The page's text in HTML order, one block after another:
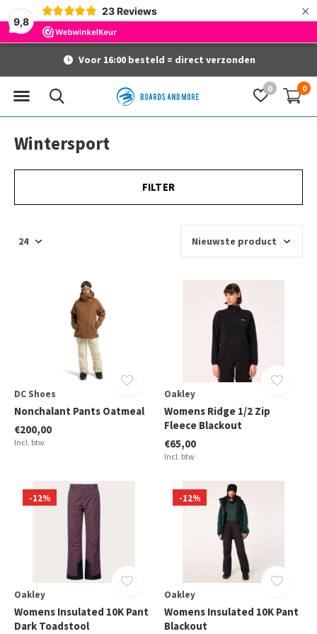
9,8
23 Reviews ×
0 0
Gratis verzending vanaf 60 euro
Wintersport
FILTER
DC Shoes
Nonchalant Pants Oatmeal
€200,00
Incl. btw
Oakley
Womens Ridge 1/2 Zip
Fleece Blackout
€65,00
Incl. btw
-12%
Oakley
Womens Insulated 10K Pant
Dark Toadstool
-12%
Oakley
Womens Insulated 10K Pant
Blackout